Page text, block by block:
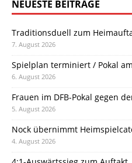
NEUESTE BEITRÄGE
Traditionsduell zum
7. August 2026
Spielplan terminiert / Pokal
6. August 2026
Frauen im DFB-Pokal gegen
5. August 2026
Nock übernimmt
4. August 2026